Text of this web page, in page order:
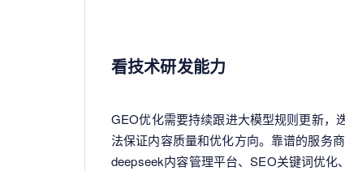
看技术研发能力
GEO优化需要持续跟进大模型规则更新，
法保证内容质量和优化方向。靠谱的服务
deepseek内容管理平台、SEO关键词优